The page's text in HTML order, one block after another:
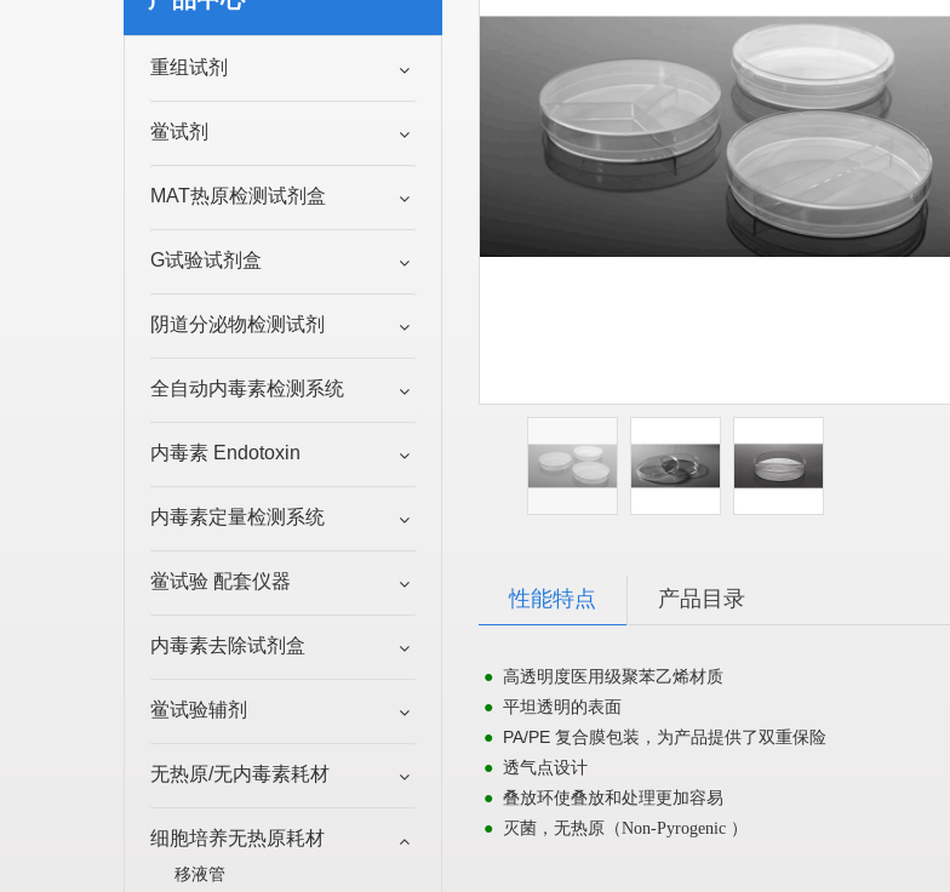
性能特点 产品目录
● 高透明度医用级聚苯乙烯材质
● 平坦透明的表面
● PA/PE 复合膜包装，为产品提供了双重保险
● 透气点设计
● 叠放环使叠放和处理更加容易
● 灭菌，无热原（Non-Pyrogenic ）
重组试剂
鲎试剂
MAT热原检测试剂盒
G试验试剂盒
阴道分泌物检测试剂
全自动内毒素检测系统
内毒素 Endotoxin
内毒素定量检测系统
鲎试验 配套仪器
内毒素去除试剂盒
鲎试验辅剂
无热原/无内毒素耗材
细胞培养无热原耗材
移液管